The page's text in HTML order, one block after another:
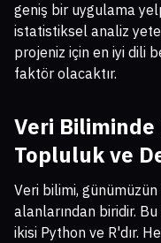
geniş bir uygulama
istatistiksel analiz
projeniz için en iyi dili
faktör olacaktır.
Veri Biliminde
Topluluk ve
Veri bilimi,
alanlarından biridir.
ikisi Python ve R'dır.